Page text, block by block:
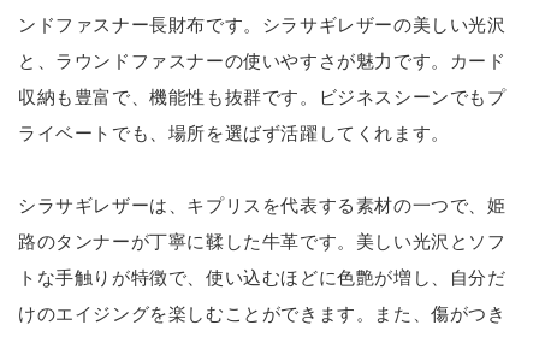
ンドファスナー長財布です。シラサギレザーの美しい光沢
と、ラウンドファスナーの使いやすさが魅力です。カード
収納も豊富で、機能性も抜群です。ビジネスシーンでもプ
ライベートでも、場所を選ばず活躍してくれます。
シラサギレザーは、キプリスを代表する素材の一つで、姫
路のタンナーが丁寧に鞣した牛革です。美しい光沢とソフ
トな手触りが特徴で、使い込むほどに色艶が増し、自分だ
けのエイジングを楽しむことができます。また、傷がつき